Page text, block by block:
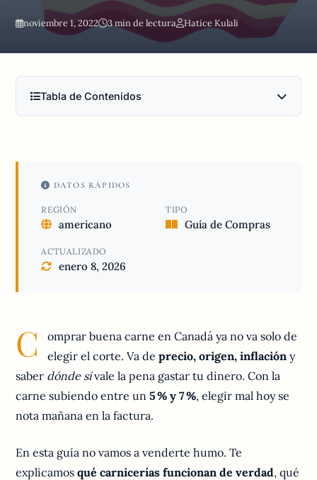
noviembre 1, 2022 3 min de lectura Hatice Kulali
Tabla de Contenidos
DATOS RÁPIDOS
REGIÓN
americano
TIPO
Guía de Compras
ACTUALIZADO
enero 8, 2026
C
omprar buena carne en Canadá ya no va solo de
elegir el corte. Va deprecio, origen, inflación y
saber dónde sívale la pena gastar tu dinero. Con la
carne subiendo entre un5 % y 7 %, elegir mal hoy se
nota mañana en la factura.
En esta guía no vamos a venderte humo. Te
explicamosqué carnicerías funcionan de verdad, qué